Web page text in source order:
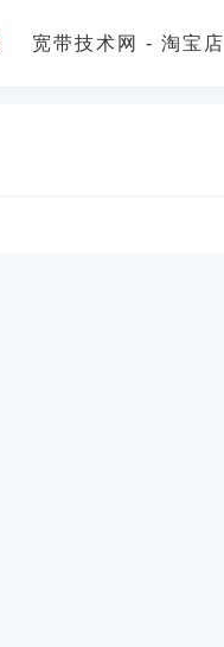
宽带技术网 - 淘宝店